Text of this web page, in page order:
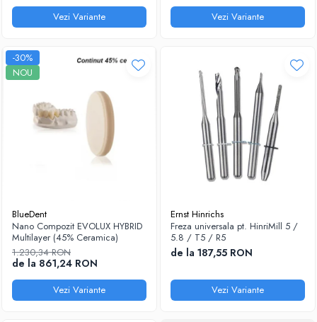
Vezi Variante Vezi Variante
-30%
NOU
BlueDent
Nano Compozit EVOLUX HYBRID
Multilayer (45% Ceramica)
1.230,34 RON
de la 861,24 RON
Vezi Variante
Ernst Hinrichs
Freza universala pt. HinriMill 5 /
5.8 / T5 / R5
de la 187,55 RON
Vezi Variante